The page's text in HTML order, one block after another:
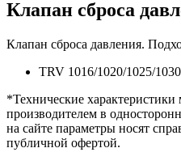
Клапан сброса
Клапан сброса давления.
TRV 1016/1020/1025/
*Технические
производителем в
на сайте параметры носят
публичной офертой.